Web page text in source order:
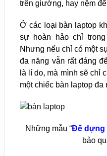
trên giường, hay nệm
Ở các loại bàn laptop
sự hoàn hảo chỉ
Nhưng nếu chỉ có một
đa năng vẫn rất đáng
là lí do, mà mình sẽ chỉ
một chiếc bàn laptop đa
Những mẫu “Đế dựng
bảo